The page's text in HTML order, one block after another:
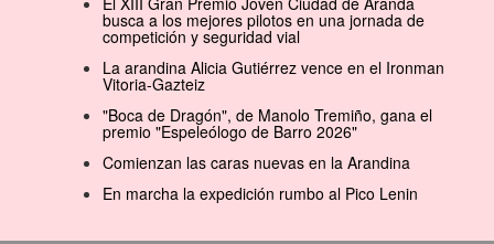
busca a los mejores pilotos en una jornada de
competición y seguridad vial
La arandina Alicia Gutiérrez vence en el Ironman
Vitoria-Gazteiz
"Boca de Dragón", de Manolo Tremiño, gana el
premio "Espeleólogo de Barro 2026"
Comienzan las caras nuevas en la Arandina
En marcha la expedición rumbo al Pico Lenin